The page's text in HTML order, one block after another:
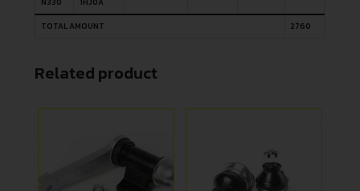
TOTAL AMOUNT 2760
Related product